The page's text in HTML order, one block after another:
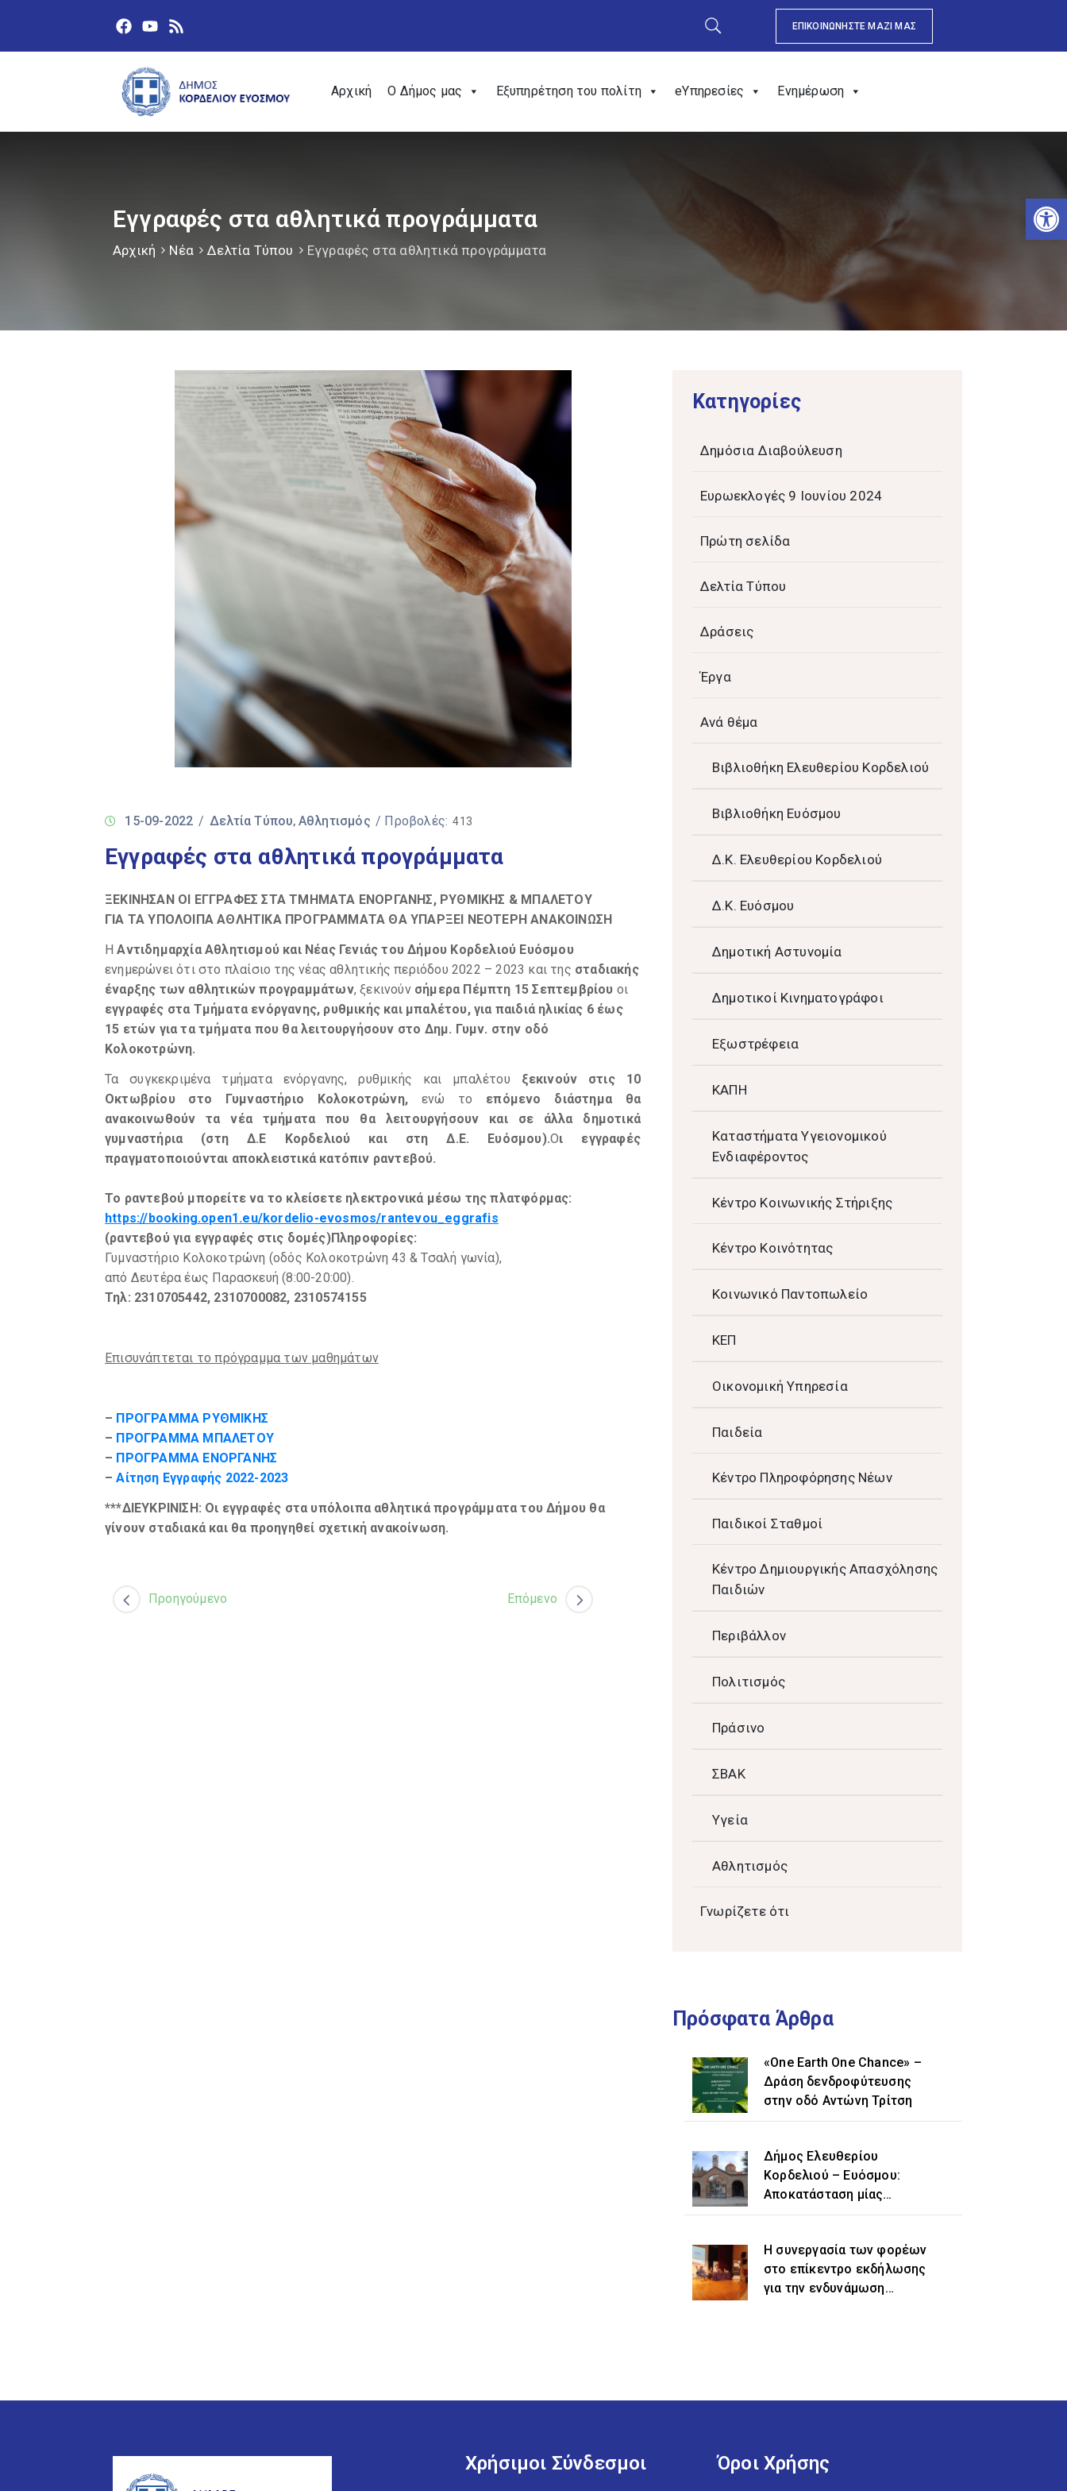
ΕΠΙΚΟΙΝΩΝΗΣΤΕ ΜΑΖΙ ΜΑΣ
Αρχική Ο Δήμος μας Εξυπηρέτηση του πολίτη eΥπηρεσίες Ενημέρωση
Εγγραφές στα αθλητικά προγράμματα
Αρχική Νέα Δελτία Τύπου Εγγραφές στα αθλητικά προγράμματα
15-09-2022 / Δελτία Τύπου‚ Αθλητισμός / Προβολές: 413
Εγγραφές στα αθλητικά προγράμματα
ΞΕΚΙΝΗΣΑΝ ΟΙ ΕΓΓΡΑΦΕΣ ΣΤΑ ΤΜΗΜΑΤΑ ΕΝΟΡΓΑΝΗΣ, ΡΥΘΜΙΚΗΣ & ΜΠΑΛΕΤΟΥ
ΓΙΑ ΤΑ ΥΠΟΛΟΙΠΑ ΑΘΛΗΤΙΚΑ ΠΡΟΓΡΑΜΜΑΤΑ ΘΑ ΥΠΑΡΞΕΙ ΝΕΟΤΕΡΗ ΑΝΑΚΟΙΝΩΣΗ
HΑντιδημαρχία Αθλητισμού και Νέας Γενιάς του Δήμου Κορδελιού Ευόσμου
ενημερώνει ότι στο πλαίσιο της νέας αθλητικής περιόδου 2022 – 2023 και της σταδιακής
έναρξης των αθλητικών προγραμμάτων, ξεκινούν σήμερα Πέμπτη 15 Σεπτεμβρίου οι
εγγραφές στα Τμήματα ενόργανης, ρυθμικής και μπαλέτου, για παιδιά ηλικίας 6 έως
15 ετών για τα τμήματα που θα λειτουργήσουν στο Δημ. Γυμν. στην οδό
Κολοκοτρώνη.
Τα συγκεκριμένα τμήματα ενόργανης, ρυθμικής και μπαλέτου ξεκινούν στις 10
Οκτωβρίου στο Γυμναστήριο Κολοκοτρώνη, ενώ το επόμενο διάστημα θα
ανακοινωθούν τα νέα τμήματα που θα λειτουργήσουν και σε άλλα δημοτικά
γυμναστήρια (στη Δ.Ε Κορδελιού και στη Δ.Ε. Ευόσμου).Οι εγγραφές
πραγματοποιούνται αποκλειστικά κατόπιν ραντεβού.
Το ραντεβού μπορείτε να το κλείσετε ηλεκτρονικά μέσω της πλατφόρμας:
https://booking.open1.eu/kordelio-evosmos/rantevou_eggrafis
(ραντεβού για εγγραφές στις δομές)Πληροφορίες:
Γυμναστήριο Κολοκοτρώνη (οδός Κολοκοτρώνη 43 & Τσαλή γωνία),
από Δευτέρα έως Παρασκευή (8:00-20:00).
Τηλ: 2310705442, 2310700082, 2310574155
Επισυνάπτεται το πρόγραμμα των μαθημάτων
– ΠΡΟΓΡΑΜΜΑ ΡΥΘΜΙΚΗΣ
– ΠΡΟΓΡΑΜΜΑ ΜΠΑΛΕΤΟΥ
– ΠΡΟΓΡΑΜΜΑ ΕΝΟΡΓΑΝΗΣ
– Αίτηση Εγγραφής 2022-2023
***ΔΙΕΥΚΡΙΝΙΣΗ: Οι εγγραφές στα υπόλοιπα αθλητικά προγράμματα του Δήμου θα
γίνουν σταδιακά και θα προηγηθεί σχετική ανακοίνωση.
Προηγούμενο Επόμενο
Kατηγορίες
Δημόσια Διαβούλευση
Ευρωεκλογές 9 Ιουνίου 2024
Πρώτη σελίδα
Δελτία Τύπου
Δράσεις
Έργα
Ανά θέμα
Βιβλιοθήκη Ελευθερίου Κορδελιού
Βιβλιοθήκη Ευόσμου
Δ.Κ. Ελευθερίου Κορδελιού
Δ.Κ. Ευόσμου
Δημοτική Αστυνομία
Δημοτικοί Κινηματογράφοι
Εξωστρέφεια
ΚΑΠΗ
Καταστήματα Υγειονομικού
Ενδιαφέροντος
Κέντρο Κοινωνικής Στήριξης
Κέντρο Κοινότητας
Κοινωνικό Παντοπωλείο
ΚΕΠ
Οικονομική Υπηρεσία
Παιδεία
Κέντρο Πληροφόρησης Νέων
Παιδικοί Σταθμοί
Κέντρο Δημιουργικής Απασχόλησης
Παιδιών
Περιβάλλον
Πολιτισμός
Πράσινο
ΣΒΑΚ
Υγεία
Αθλητισμός
Γνωρίζετε ότι
Πρόσφατα Άρθρα
«One Earth One Chance» –
Δράση δενδροφύτευσης
στην οδό Αντώνη Τρίτση
Δήμος Ελευθερίου
Κορδελιού – Ευόσμου:
Αποκατάσταση μίας
ιστορικής αδικίας η
«Ελευθέριο» στην
ονομασία του δήμου
Η συνεργασία των φορέων
στο επίκεντρο εκδήλωσης
για την ενδυνάμωση
Χρήσιμοι Σύνδεσμοι Όροι Χρήσης